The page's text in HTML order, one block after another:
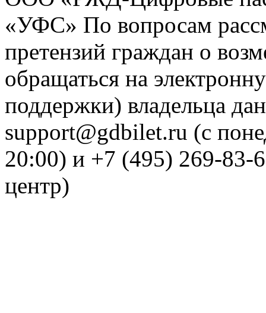
«УФС» По вопросам
претензий граждан о
обращаться на
поддержки) владельца
support@gdbilet.ru (с
20:00) и +7 (495) 269-83-
центр)